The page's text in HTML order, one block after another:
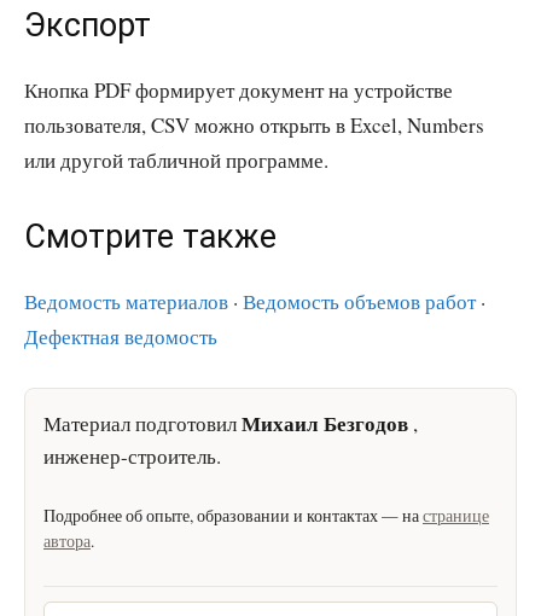
Экспорт
Кнопка PDF формирует документ на устройстве
пользователя, CSV можно открыть в Excel, Numbers
или другой табличной программе.
Смотрите также
Ведомость материалов · Ведомость объемов работ·
Дефектная ведомость
Материал подготовилМихаил Безгодов ,
инженер-строитель.
Подробнее об опыте, образовании и контактах — настранице
автора.